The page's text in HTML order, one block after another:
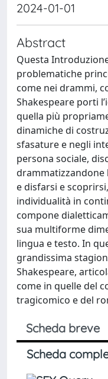
2024-01-01
Abstract
Questa
problematiche
come nei drammi,
Shakespeare porti
quella più
dinamiche di
sfasature e negli
persona sociale,
drammatizzandone
e disfarsi e
individualità in
compone
sua multiforme
lingua e testo. In
grandissima
Shakespeare,
come in quelle del
tragicomico e del
Scheda breve
Scheda